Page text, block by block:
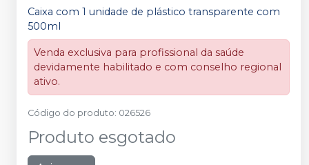
Caixa com 1 unidade de plástico transparente com
500ml
Venda exclusiva para profissional da saúde
devidamente habilitado e com conselho regional
ativo.
Código do produto: 026526
Produto esgotado